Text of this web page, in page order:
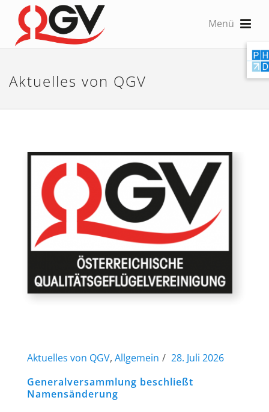
Aktuelles von QGV
Aktuelles von QGV, Allgemein
28. Juli 2026
Generalversammlung beschließt
Namensänderung